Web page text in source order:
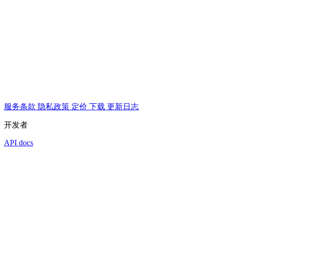
服务条款 隐私政策 定价 下载 更新日志
开发者
API docs